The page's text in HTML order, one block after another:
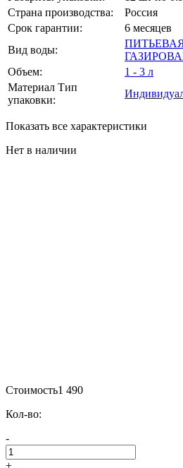
Страна производства:
Россия
Срок гарантии:
6 месяцев
Вид воды:
Объем:
1 - 3 л
Материал Тип
упаковки:
Показать все характеристики
Нет в наличии
Стоимость1 490
Кол-во:
-
+